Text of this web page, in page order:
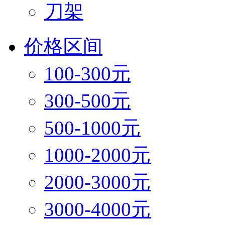
刀架
价格区间
100-300元
300-500元
500-1000元
1000-2000元
2000-3000元
3000-4000元